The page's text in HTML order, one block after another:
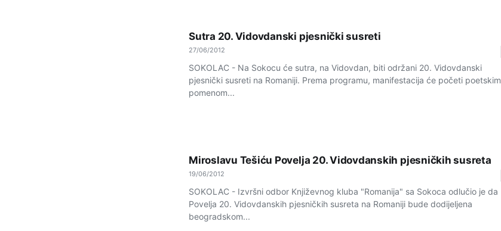
Sutra 20. Vidovdanski pjesnički susreti
27/06/2012
SOKOLAC - Na Sokocu će sutra, na Vidovdan, biti održani 20. Vidovdanski
pjesnički susreti na Romaniji. Prema programu, manifestacija će početi poetskim
pomenom...
Miroslavu Tešiću Povelja 20. Vidovdanskih pjesničkih susreta
19/06/2012
SOKOLAC - Izvršni odbor Književnog kluba "Romanija" sa Sokoca odlučio je da
Povelja 20. Vidovdanskih pjesničkih susreta na Romaniji bude dodijeljena
beogradskom...